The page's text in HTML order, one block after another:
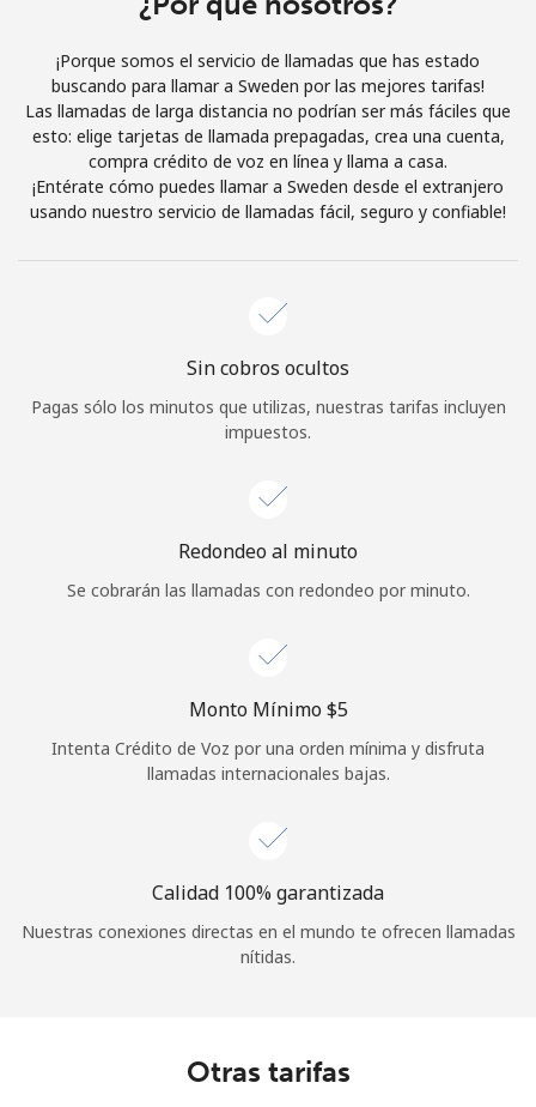
o
Continuar con
¡Porque somos el servicio de llamadas que has estado
buscando para llamar a Sweden por las mejores tarifas!
Las llamadas de larga distancia no podrían ser más fáciles que
esto: elige tarjetas de llamada prepagadas, crea una cuenta,
compra crédito de voz en línea y llama a casa.
¡Entérate cómo puedes llamar a Sweden desde el extranjero
usando nuestro servicio de llamadas fácil, seguro y confiable!
Sin cobros ocultos
Pagas sólo los minutos que utilizas, nuestras tarifas incluyen
impuestos.
Redondeo al minuto
Se cobrarán las llamadas con redondeo por minuto.
Monto Mínimo ⁦$5⁩
Intenta Crédito de Voz por una orden mínima y disfruta
llamadas internacionales bajas.
Calidad 100% garantizada
Nuestras conexiones directas en el mundo te ofrecen llamadas
nítidas.
Otras tarifas